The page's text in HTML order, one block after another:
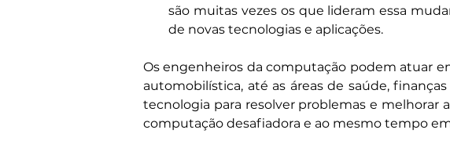
são muitas vezes os que lideram essa
de novas tecnologias e aplicações.
Os engenheiros da computação podem atuar
automobilística, até as áreas de saúde,
tecnologia para resolver problemas e melhorar
computação desafiadora e ao mesmo tempo